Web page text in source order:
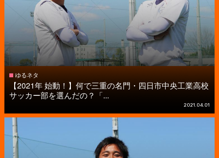
ゆるネタ
【2021年 始動！】何で三重の名門・四日市中央工業高校
サッカー部を選んだの？「...
2021.04.01